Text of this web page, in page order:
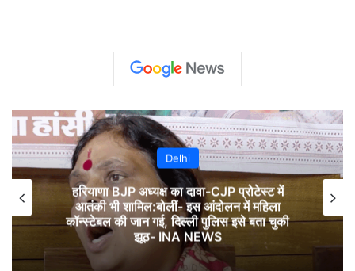
Sports
Sport : एशिया कप 2026 से पहले बढ़ी भारतीय
महिला टीम की टेंशन, चोट की वजह से द हंड्रेड से बाहर
हुईं स्टार बल्लेबाज #INA